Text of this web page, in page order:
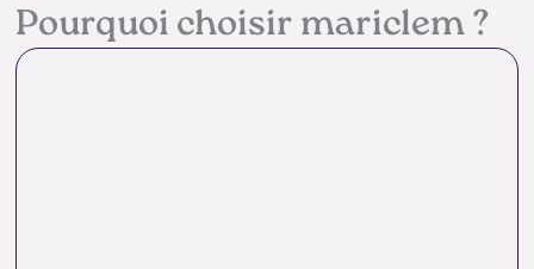
Pourquoi choisir mariclem ?